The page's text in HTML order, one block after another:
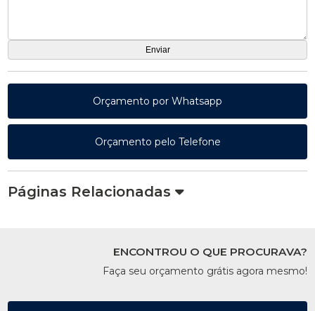
Orçamento por Whatsapp
Orçamento pelo Telefone
Páginas Relacionadas
ENCONTROU O QUE PROCURAVA?
Faça seu orçamento grátis agora mesmo!